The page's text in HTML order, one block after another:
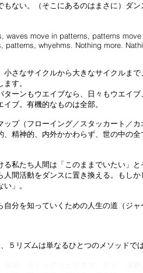
もない。（そこにあるのはまさに）ダ
waves move in patterns, patterns
patterns, whyehms. Nothing more.
さなサイクルから大きなサイクルまで
す。
ターンもウエイブなら、日々もウエイ
ブ。有機的なものは全部。
ップ（フローイング／スタッカート／
、精神的、内外かかわらず、世の中の
る私たち人間は「このままでいたい」
人間活動をダンスに置き換える。もし
」。
自分を知っていくための人生の道（ジ
５リズムは単なるひとつのメソッドでは